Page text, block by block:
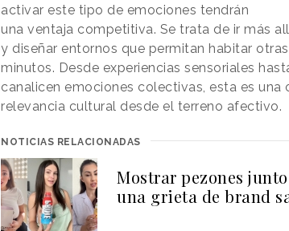
activar este tipo de emociones tendrán
una ventaja competitiva. Se trata de ir más
y diseñar entornos que permitan habitar
minutos. Desde experiencias sensoriales
canalicen emociones colectivas, esta es
relevancia cultural desde el terreno afectivo.
NOTICIAS RELACIONADAS
Mostrar pezones
una grieta de brand